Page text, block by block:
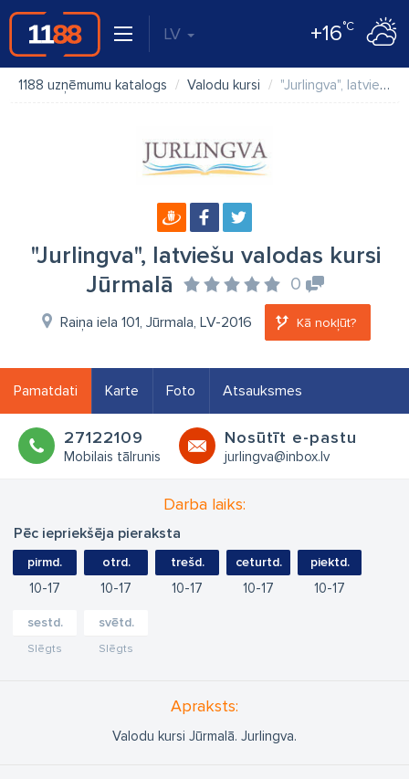
LV +16°C
1188 uzņēmumu katalogs Valodu kursi "Jurlingva", latviešu valodas kursi Jūrmalā
"Jurlingva", latviešu valodas kursi
Jūrmalā
0
Raiņa iela 101, Jūrmala, LV-2016 Kā nokļūt?
Pamatdati Karte Foto Atsauksmes
27122109
Mobilais tālrunis
Nosūtīt e-pastu
jurlingva@inbox.lv
Darba laiks:
Pēc iepriekšēja pieraksta
pirmd.
10 17
otrd.
10 17
trešd.
10 17
ceturtd.
10 17
piektd.
10 17
sestd.
Slēgts
svētd.
Slēgts
Apraksts:
Valodu kursi Jūrmalā. Jurlingva.